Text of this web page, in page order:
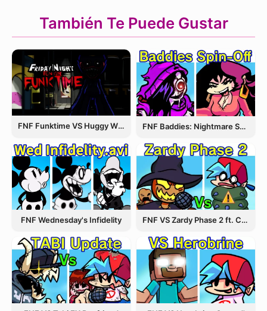
También Te Puede Gustar
FNF Funktime VS Huggy Wuggy FNF Baddies: Nightmare Spin Off
FNF Wednesday's Infidelity FNF VS Zardy Phase 2 ft. CableCrow